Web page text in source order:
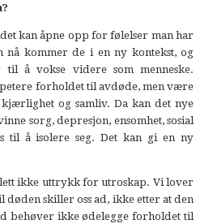
kan åpne opp for følelser man har
nå kommer de i en ny kontekst, og
å vokse videre som menneske.
forholdet til avdøde, men være
og samliv. Da kan det nye
sorg, depresjon, ensomhet, sosial
til å isolere seg. Det kan gi en ny
ikke uttrykk for utroskap. Vi lover
døden skiller oss ad, ikke etter at den
behøver ikke ødelegge forholdet til